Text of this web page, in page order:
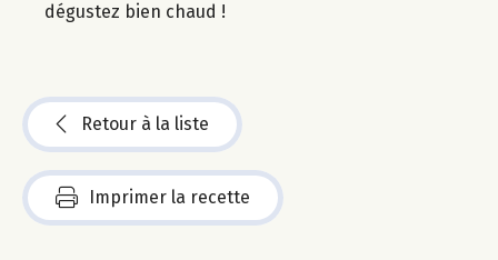
dégustez bien chaud !
Retour à la liste
Imprimer la recette